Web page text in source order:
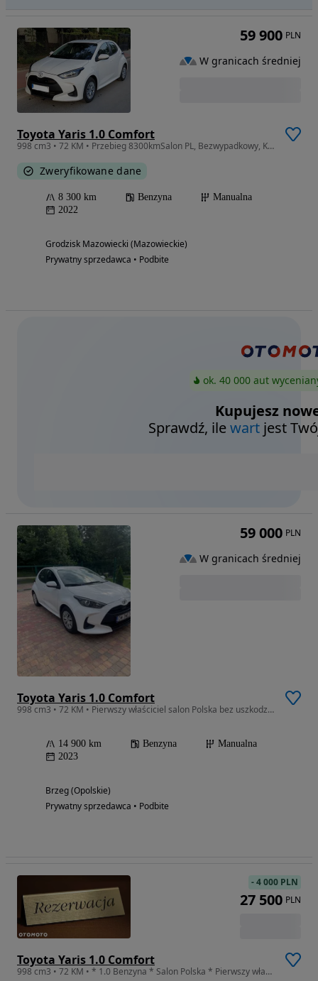
Toyota Yaris 1.0 Comfort
998 cm3 • 72 KM • Przebieg 8300kmSalon PL, Bezwypadkowy, Kamera, Fv 23%, Serwisowana ASO
Zweryfikowane dane
8 300 km Benzyna
Manualna
2022
Grodzisk Mazowiecki (Mazowieckie)
Prywatny sprzedawca • Podbite
59 900 PLN
W granicach średniej
ok. 40 000 aut
Kupujesz
Sprawdź, ilewart jest
Toyota Yaris 1.0 Comfort
998 cm3 • 72 KM • Pierwszy właściciel salon Polska bez uszkodzen
14 900 km Benzyna
Manualna
2023
Brzeg (Opolskie)
Prywatny sprzedawca • Podbite
59 000 PLN
W granicach średniej
Toyota Yaris 1.0 Comfort
998 cm3 • 72 KM • * 1.0 Benzyna * Salon Polska * Pierwszy właściciel * Kamera *
-4 000 PLN
27 500 PLN